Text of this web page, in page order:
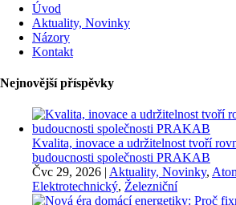
Úvod
Aktuality, Novinky
Názory
Kontakt
Nejnovější příspěvky
Kvalita, inovace a udržitelnost tvoří
budoucnosti společnosti PRAKAB
Čvc 29, 2026 | Aktuality, Novinky,
Elektrotechnický, Železniční